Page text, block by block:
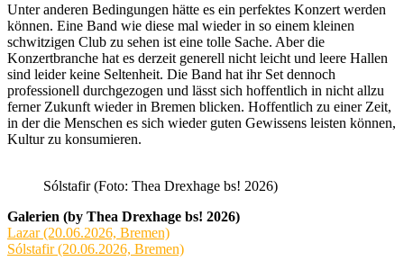
Unter anderen Bedingungen hätte es ein perfektes Konzert werden
können. Eine Band wie diese mal wieder in so einem kleinen
schwitzigen Club zu sehen ist eine tolle Sache. Aber die
Konzertbranche hat es derzeit generell nicht leicht und leere Hallen
sind leider keine Seltenheit. Die Band hat ihr Set dennoch
professionell durchgezogen und lässt sich hoffentlich in nicht allzu
ferner Zukunft wieder in Bremen blicken. Hoffentlich zu einer Zeit,
in der die Menschen es sich wieder guten Gewissens leisten können,
Kultur zu konsumieren.
Sólstafir (Foto: Thea Drexhage bs! 2026)
Galerien (by Thea Drexhage bs! 2026)
Lazar (20.06.2026, Bremen)
Sólstafir (20.06.2026, Bremen)